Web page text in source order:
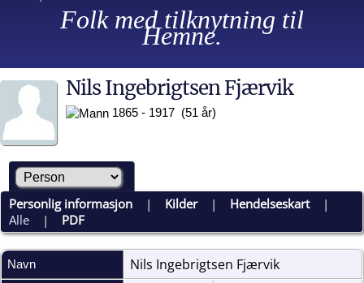
Folk med tilknytning til
Hemne.
Nils Ingebrigtsen Fjærvik
1865 - 1917 (51 år)
Personlig informasjon | Kilder| Hendelseskart|
Alle | PDF
Navn Nils Ingebrigtsen Fjærvik